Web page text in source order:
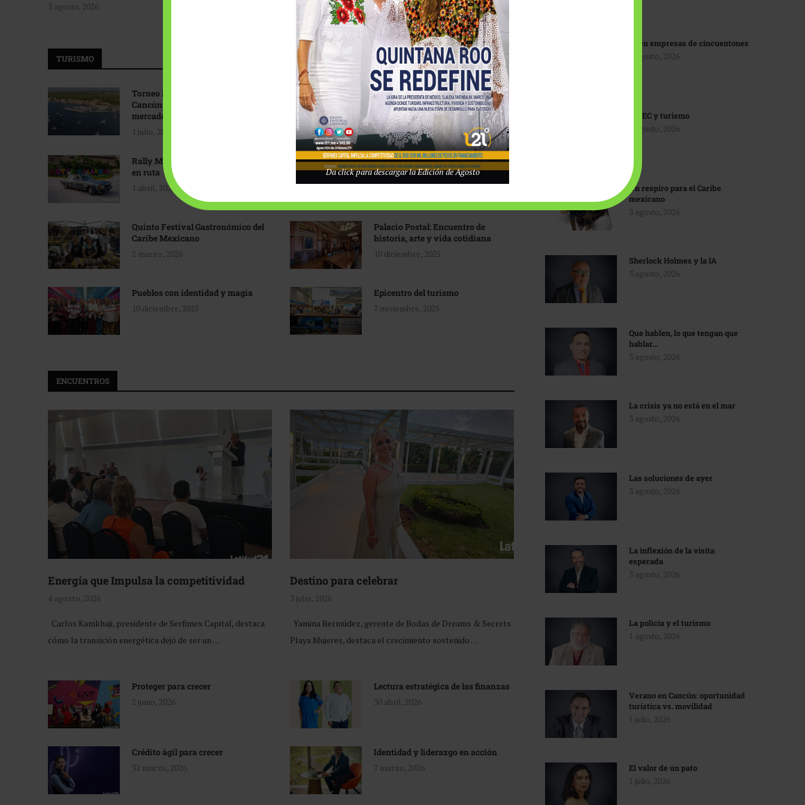
3 agosto, 2026
Tecnológico de Monterrey
3 agosto, 2026
TURISMO
Torneo Internacional de Pesca
Cancún: Navegando hacia nuevos
mercados
1 julio, 2026
Promoción turística con visión
1 abril, 2026
Rally Maya: Herencia automotriz
en ruta
1 abril, 2026
Industria global en
reconfiguración
31 marzo, 2026
Quinto Festival Gastronómico del
Caribe Mexicano
2 marzo, 2026
Palacio Postal: Encuentro de
historia, arte y vida cotidiana
10 diciembre, 2025
Pueblos con identidad y magia
10 diciembre, 2025
Epicentro del turismo
7 noviembre, 2025
ENCUENTROS
Energía que Impulsa la competitividad
4 agosto, 2026
Carlos Kamkhaji, presidente de Serfimex Capital, destaca
cómo la transición energética dejó de ser un …
Destino para celebrar
3 julio, 2026
Yamina Bermúdez, gerente de Bodas de Dreams & Secrets
Playa Mujeres, destaca el crecimiento sostenido …
Proteger para crecer
2 junio, 2026
Lectura estratégica de las finanzas
30 abril, 2026
Crédito ágil para crecer
31 marzo, 2026
Identidad y liderazgo en acción
7 marzo, 2026
IA en empresas de cincuentones
3 agosto, 2026
TMEC y turismo
3 agosto, 2026
Un respiro para el Caribe
mexicano
3 agosto, 2026
Sherlock Holmes y la IA
3 agosto, 2026
Que hablen, lo que tengan que
hablar…
3 agosto, 2026
La crisis ya no está en el mar
3 agosto, 2026
Las soluciones de ayer
3 agosto, 2026
La inflexión de la visita
esperada
3 agosto, 2026
La policía y el turismo
1 agosto, 2026
Verano en Cancún: oportunidad
turística vs. movilidad
1 julio, 2026
El valor de un pato
1 julio, 2026
Da click para descargar la Edición de Agosto